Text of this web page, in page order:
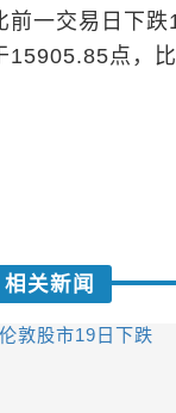
前一交易日下
15905.85点，
相关新闻
伦敦股市19日下跌